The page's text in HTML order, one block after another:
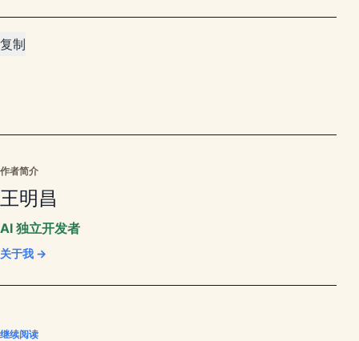
复制
作者简介
王明昌
AI 独立开发者
关于我 →
继续阅读